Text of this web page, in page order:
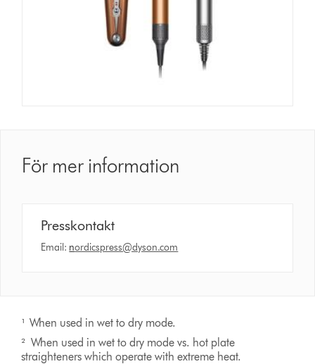
För mer information
Presskontakt
Email: nordicspress@dyson.com
¹ When used in wet to dry mode.
² When used in wet to dry mode vs. hot plate
straighteners which operate with extreme heat.